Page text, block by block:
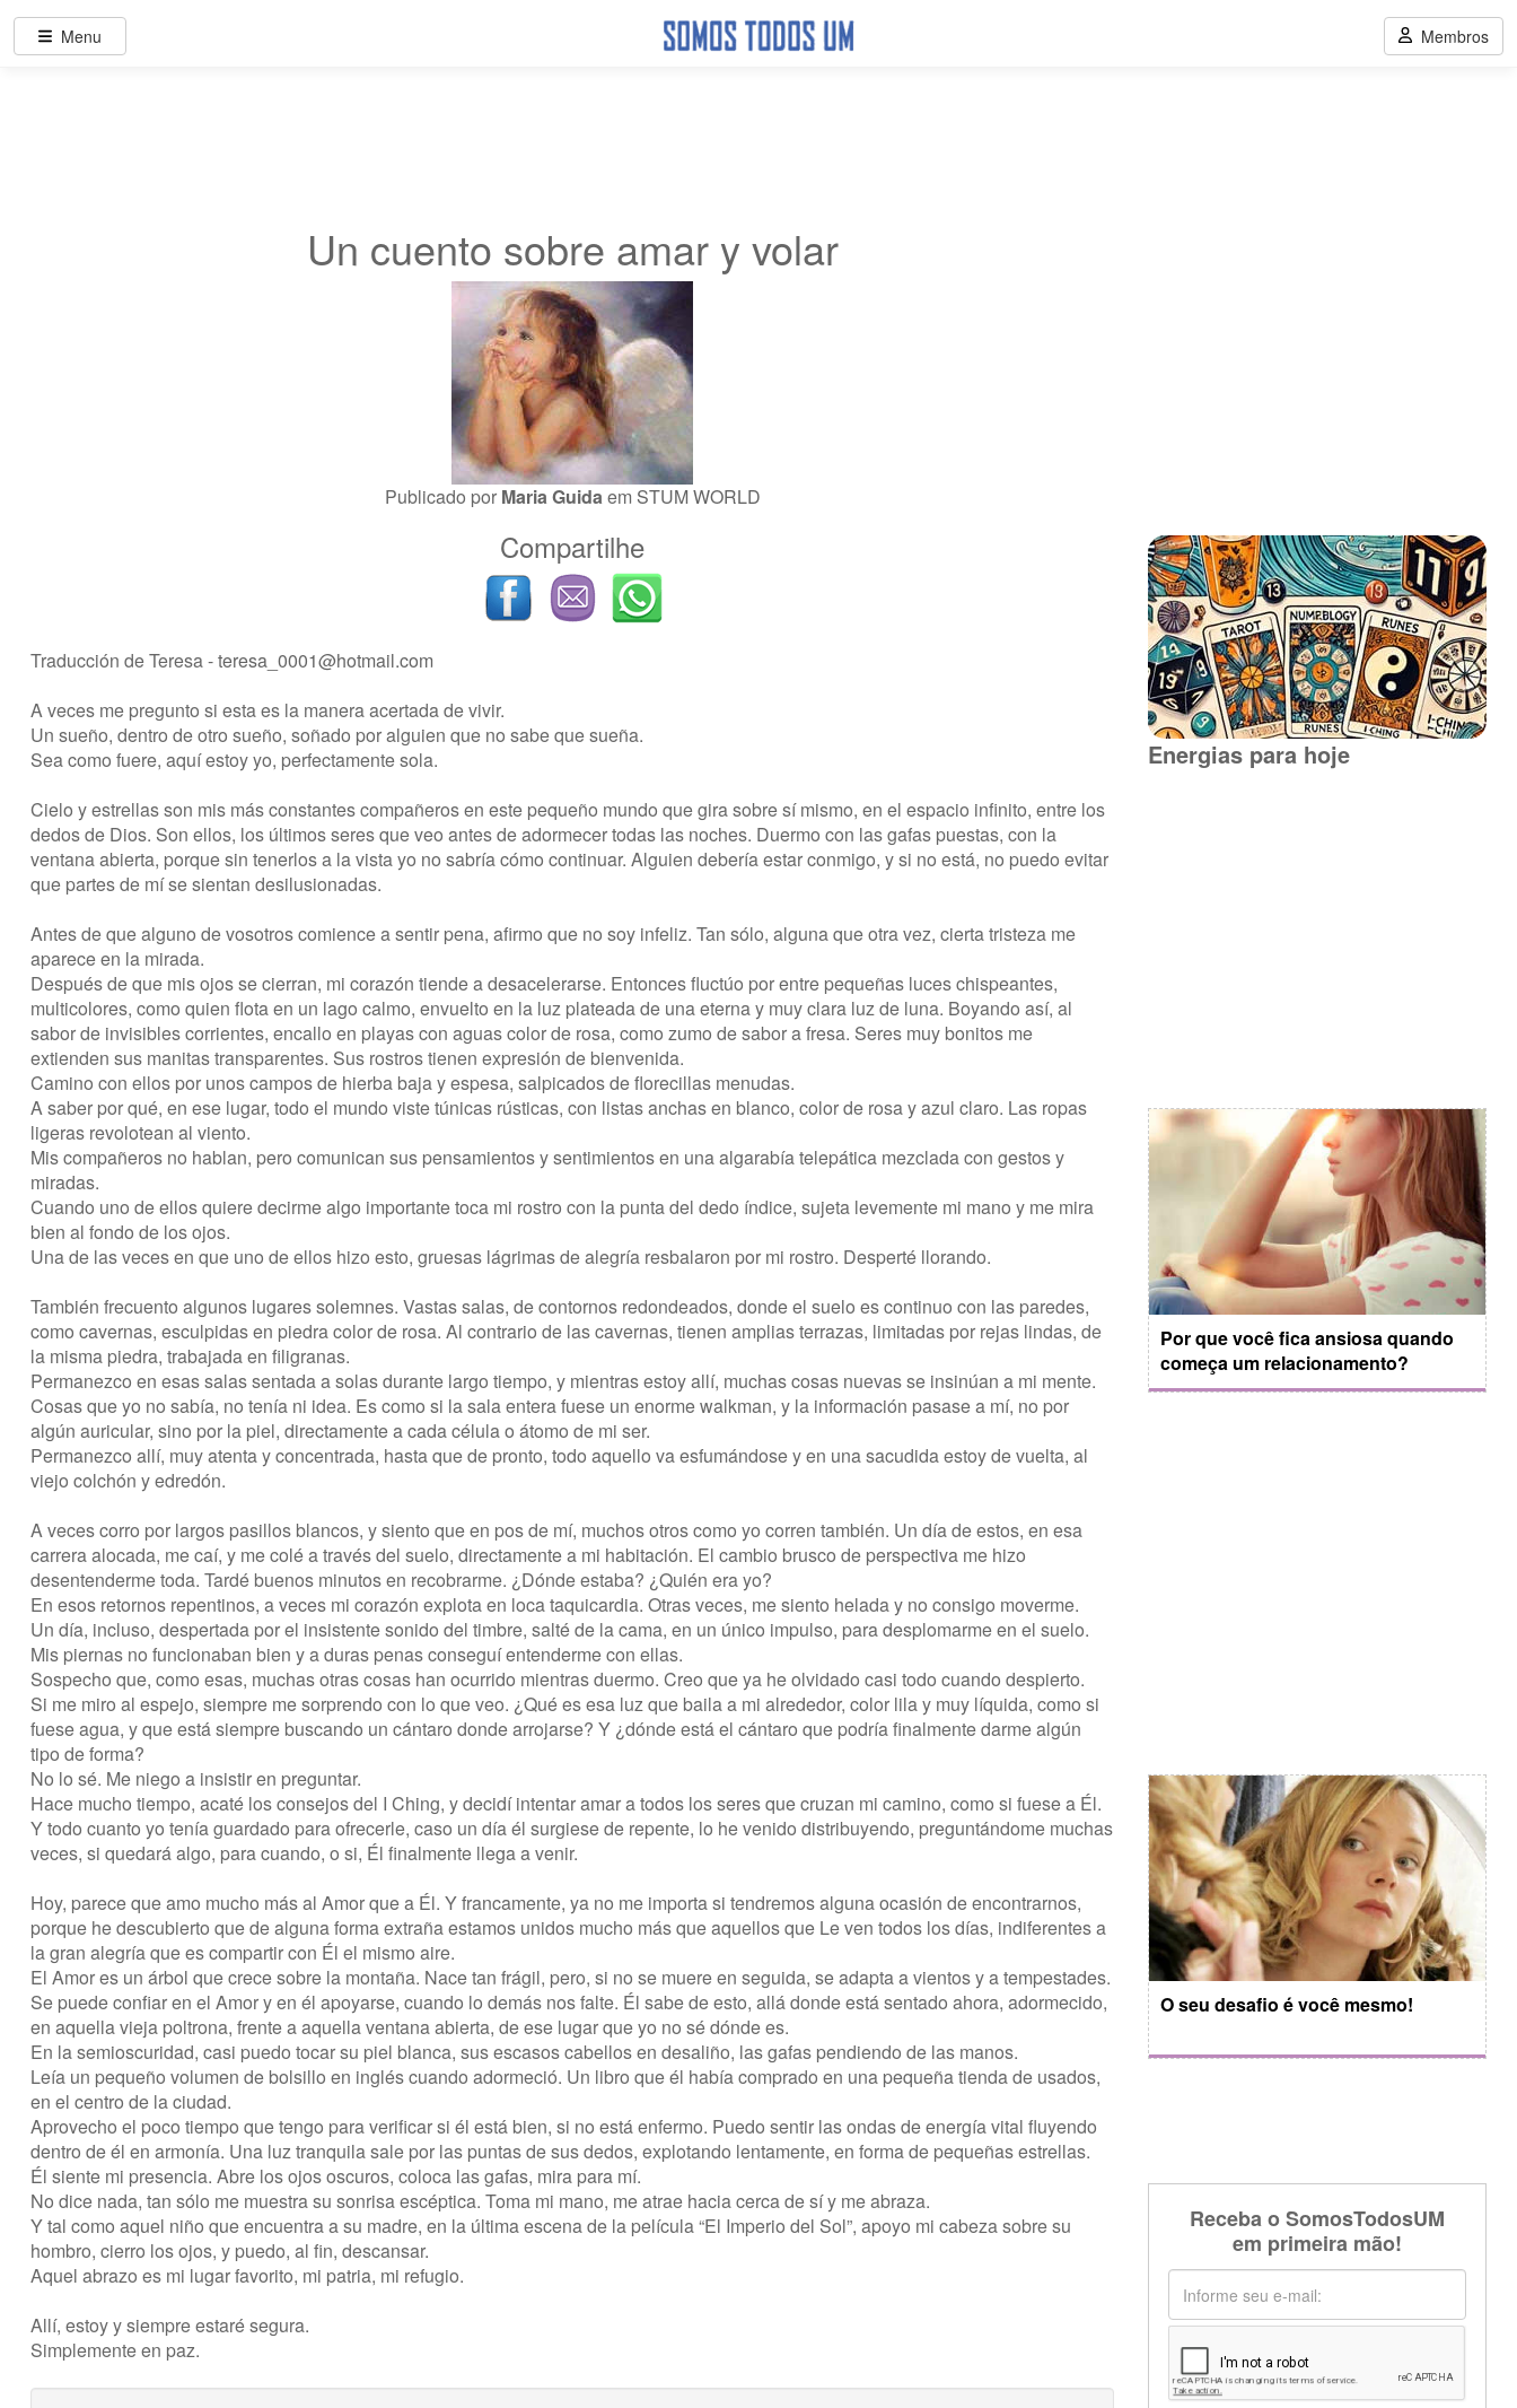
Un cuento sobre amar y volar
Publicado por Maria Guidaem STUM WORLD
Compartilhe
Traducción de Teresa -teresa_0001@hotmail.com
A veces me pregunto si esta es la manera acertada de vivir.
Un sueño, dentro de otro sueño, soñado por alguien que no sabe que sueña.
Sea como fuere, aquí estoy yo, perfectamente sola.
Cielo y estrellas son mis más constantes compañeros en este pequeño mundo que gira sobre sí mismo, en el espacio infinito, entre los
dedos de Dios. Son ellos, los últimos seres que veo antes de adormecer todas las noches. Duermo con las gafas puestas, con la
ventana abierta, porque sin tenerlos a la vista yo no sabría cómo continuar. Alguien debería estar conmigo, y si no está, no puedo evitar
que partes de mí se sientan desilusionadas.
Antes de que alguno de vosotros comience a sentir pena, afirmo que no soy infeliz. Tan sólo, alguna que otra vez, cierta tristeza me
aparece en la mirada.
Después de que mis ojos se cierran, mi corazón tiende a desacelerarse. Entonces fluctúo por entre pequeñas luces chispeantes,
multicolores, como quien flota en un lago calmo, envuelto en la luz plateada de una eterna y muy clara luz de luna. Boyando así, al
sabor de invisibles corrientes, encallo en playas con aguas color de rosa, como zumo de sabor a fresa. Seres muy bonitos me
extienden sus manitas transparentes. Sus rostros tienen expresión de bienvenida.
Camino con ellos por unos campos de hierba baja y espesa, salpicados de florecillas menudas.
A saber por qué, en ese lugar, todo el mundo viste túnicas rústicas, con listas anchas en blanco, color de rosa y azul claro. Las ropas
ligeras revolotean al viento.
Mis compañeros no hablan, pero comunican sus pensamientos y sentimientos en una algarabía telepática mezclada con gestos y
miradas.
Cuando uno de ellos quiere decirme algo importante toca mi rostro con la punta del dedo índice, sujeta levemente mi mano y me mira
bien al fondo de los ojos.
Una de las veces en que uno de ellos hizo esto, gruesas lágrimas de alegría resbalaron por mi rostro. Desperté llorando.
También frecuento algunos lugares solemnes. Vastas salas, de contornos redondeados, donde el suelo es continuo con las paredes,
como cavernas, esculpidas en piedra color de rosa. Al contrario de las cavernas, tienen amplias terrazas, limitadas por rejas lindas, de
la misma piedra, trabajada en filigranas.
Permanezco en esas salas sentada a solas durante largo tiempo, y mientras estoy allí, muchas cosas nuevas se insinúan a mi mente.
Cosas que yo no sabía, no tenía ni idea. Es como si la sala entera fuese un enorme walkman, y la información pasase a mí, no por
algún auricular, sino por la piel, directamente a cada célula o átomo de mi ser.
Permanezco allí, muy atenta y concentrada, hasta que de pronto, todo aquello va esfumándose y en una sacudida estoy de vuelta, al
viejo colchón y edredón.
A veces corro por largos pasillos blancos, y siento que en pos de mí, muchos otros como yo corren también. Un día de estos, en esa
carrera alocada, me caí, y me colé a través del suelo, directamente a mi habitación. El cambio brusco de perspectiva me hizo
desentenderme toda. Tardé buenos minutos en recobrarme. ¿Dónde estaba? ¿Quién era yo?
En esos retornos repentinos, a veces mi corazón explota en loca taquicardia. Otras veces, me siento helada y no consigo moverme.
Un día, incluso, despertada por el insistente sonido del timbre, salté de la cama, en un único impulso, para desplomarme en el suelo.
Mis piernas no funcionaban bien y a duras penas conseguí entenderme con ellas.
Sospecho que, como esas, muchas otras cosas han ocurrido mientras duermo. Creo que ya he olvidado casi todo cuando despierto.
Si me miro al espejo, siempre me sorprendo con lo que veo. ¿Qué es esa luz que baila a mi alrededor, color lila y muy líquida, como si
fuese agua, y que está siempre buscando un cántaro donde arrojarse? Y ¿dónde está el cántaro que podría finalmente darme algún
tipo de forma?
No lo sé. Me niego a insistir en preguntar.
Hace mucho tiempo, acaté los consejos del I Ching, y decidí intentar amar a todos los seres que cruzan mi camino, como si fuese a Él.
Y todo cuanto yo tenía guardado para ofrecerle, caso un día él surgiese de repente, lo he venido distribuyendo, preguntándome muchas
veces, si quedará algo, para cuando, o si, Él finalmente llega a venir.
Hoy, parece que amo mucho más al Amor que a Él. Y francamente, ya no me importa si tendremos alguna ocasión de encontrarnos,
porque he descubierto que de alguna forma extraña estamos unidos mucho más que aquellos que Le ven todos los días, indiferentes a
la gran alegría que es compartir con Él el mismo aire.
El Amor es un árbol que crece sobre la montaña. Nace tan frágil, pero, si no se muere en seguida, se adapta a vientos y a tempestades.
Se puede confiar en el Amor y en él apoyarse, cuando lo demás nos falte. Él sabe de esto, allá donde está sentado ahora, adormecido,
en aquella vieja poltrona, frente a aquella ventana abierta, de ese lugar que yo no sé dónde es.
En la semioscuridad, casi puedo tocar su piel blanca, sus escasos cabellos en desaliño, las gafas pendiendo de las manos.
Leía un pequeño volumen de bolsillo en inglés cuando adormeció. Un libro que él había comprado en una pequeña tienda de usados,
en el centro de la ciudad.
Aprovecho el poco tiempo que tengo para verificar si él está bien, si no está enfermo. Puedo sentir las ondas de energía vital fluyendo
dentro de él en armonía. Una luz tranquila sale por las puntas de sus dedos, explotando lentamente, en forma de pequeñas estrellas.
Él siente mi presencia. Abre los ojos oscuros, coloca las gafas, mira para mí.
No dice nada, tan sólo me muestra su sonrisa escéptica. Toma mi mano, me atrae hacia cerca de sí y me abraza.
Y tal como aquel niño que encuentra a su madre, en la última escena de la película “El Imperio del Sol”, apoyo mi cabeza sobre su
hombro, cierro los ojos, y puedo, al fin, descansar.
Aquel abrazo es mi lugar favorito, mi patria, mi refugio.
Allí, estoy y siempre estaré segura.
Simplemente en paz.
Energias para hoje
Por que você fica ansiosa quando
começa um relacionamento?
O seu desafio é você mesmo!
Receba o SomosTodosUM
em primeira mão!
Menu Membros